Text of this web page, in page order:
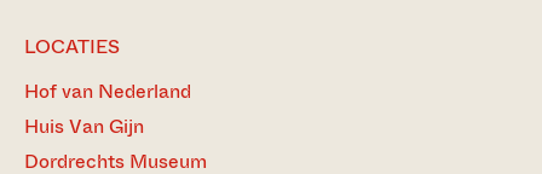
LOCATIES
Hof van Nederland
Huis Van Gijn
Dordrechts Museum